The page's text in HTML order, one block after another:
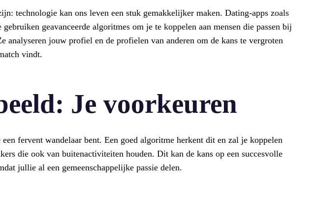
technologie kan ons leven een stuk gemakkelijker maken. Dating-apps zoals
geavanceerde algoritmes om je te koppelen aan mensen die passen bij
analyseren jouw profiel en de profielen van anderen om de kans te vergroten
vindt.
Je voorkeuren
fervent wandelaar bent. Een goed algoritme herkent dit en zal je koppelen
die ook van buitenactiviteiten houden. Dit kan de kans op een succesvolle
jullie al een gemeenschappelijke passie delen.